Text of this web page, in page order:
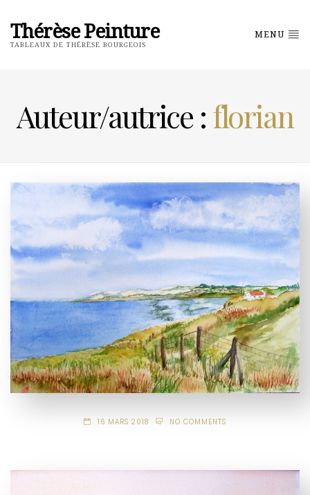
Thérèse Peinture
TABLEAUX DE THÉRÈSE BOURGEOIS
MENU
Auteur/autrice :florian
16 MARS 2018 NO COMMENTS